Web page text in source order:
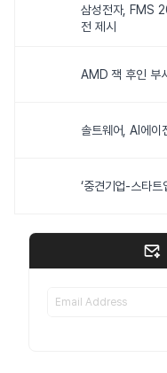
삼성전자, FMS
전 제시
AMD 잭 후인 부
솔트웨어, AI에이
‘중견기업-스타